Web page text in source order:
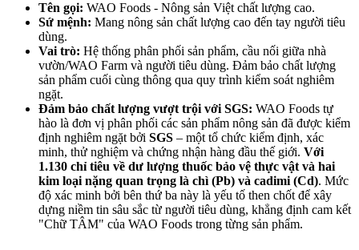
Tên gọi: WAO Foods - Nông sản Việt chất lượng cao.
Sứ mệnh: Mang nông sản chất lượng cao đến tay người tiêu
dùng.
Vai trò: Hệ thống phân phối sản phẩm, cầu nối giữa nhà
vườn/WAO Farm và người tiêu dùng. Đảm bảo chất lượng
sản phẩm cuối cùng thông qua quy trình kiểm soát nghiêm
ngặt.
Đảm bảo chất lượng vượt trội với SGS: WAO Foods tự
hào là đơn vị phân phối các sản phẩm nông sản đã được kiểm
định nghiêm ngặt bởi SGS – một tổ chức kiểm định, xác
minh, thử nghiệm và chứng nhận hàng đầu thế giới. Với
1.130 chỉ tiêu về dư lượng thuốc bảo vệ thực vật và hai
kim loại nặng quan trọng là chì (Pb) và cadimi (Cd). Mức
độ xác minh bởi bên thứ ba này là yếu tố then chốt để xây
dựng niềm tin sâu sắc từ người tiêu dùng, khẳng định cam kết
"Chữ TÂM" của WAO Foods trong từng sản phẩm.